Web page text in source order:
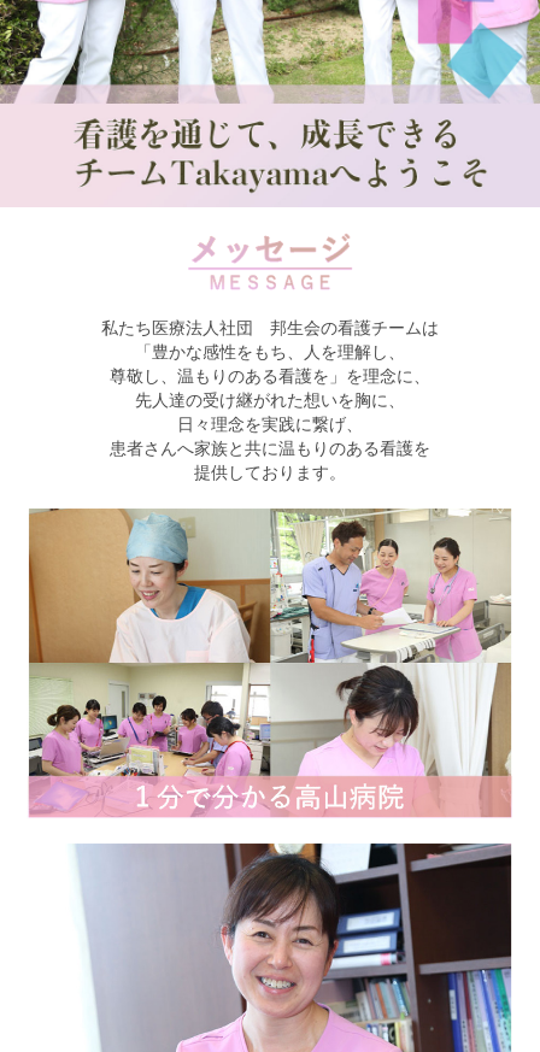
私たち医療法人社団 邦生会の看護チームは
「豊かな感性をもち、人を理解し、
尊敬し、温もりのある看護を」を理念に、
先人達の受け継がれた想いを胸に、
日々理念を実践に繋げ、
患者さんへ家族と共に温もりのある看護を
提供しております。